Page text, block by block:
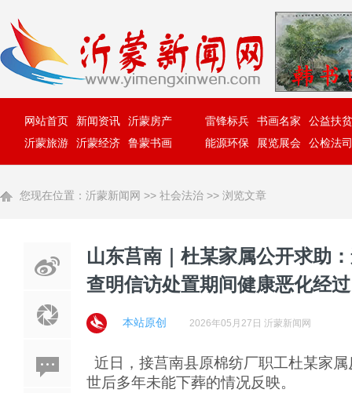
网站首页 新闻资讯
沂蒙房产
沂蒙旅游
沂蒙经济 鲁蒙书画
雷锋标兵 书画名家
公益扶贫
能源环保
展览展会 公检法司
您现在位置： 沂蒙新闻网 >> 社会法治 >> 浏览文章
山东莒南｜杜某家属公开求助
查明信访处置期间健康恶化经
本站原创 2026年05月27日 沂蒙新闻网
近日，接莒南县原棉纺厂职工杜某家
世后多年未能下葬的情况反映。